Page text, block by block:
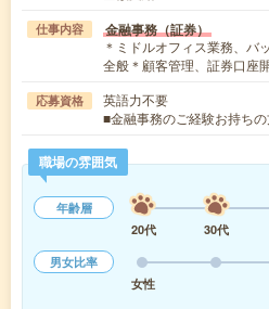
仕事内容 金融事務（証券）
＊ミドルオフィス業務、バ
全般＊顧客管理、証券口座
応募資格
英語力不要
■金融事務のご経験お持ち
職場の雰囲気
年齢層
20代
30代
男女比率
女性